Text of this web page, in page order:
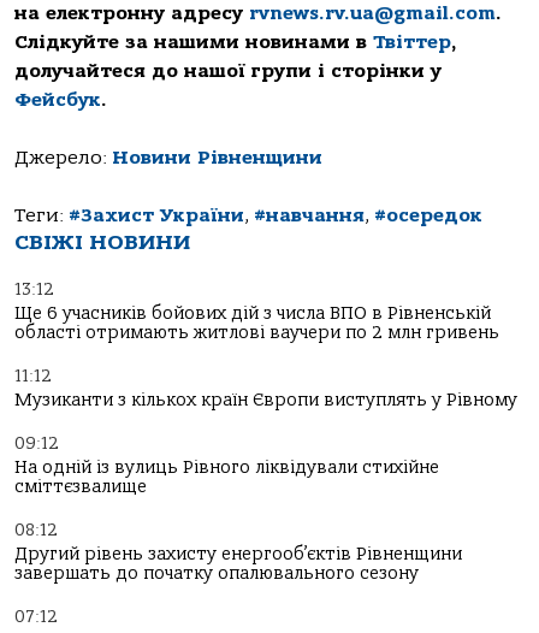
на електронну адресу rvnews.rv.ua@gmail.com.
Слідкуйте за нашими новинами в Твіттер,
долучайтеся до нашої групи і сторінки у
Фейсбук.
Джерело: Новини Рівненщини
Теги: #Захист України, #навчання, #осередок
СВІЖІ НОВИНИ
13:12
Ще 6 учасників бойових дій з числа ВПО в Рівненській
області отримають житлові ваучери по 2 млн гривень
11:12
Музиканти з кількох країн Європи виступлять у Рівному
09:12
На одній із вулиць Рівного ліквідували стихійне
сміттєзвалище
08:12
Другий рівень захисту енергооб’єктів Рівненщини
завершать до початку опалювального сезону
07:12